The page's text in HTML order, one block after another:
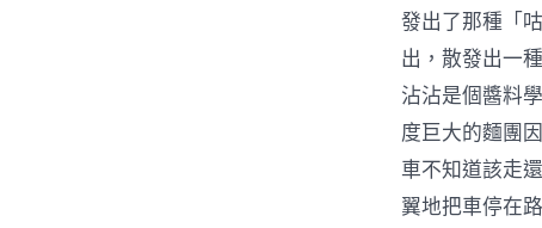
發出了那種「
出，散發出一
沾沾是個醬料
度巨大的麵團
車不知道該走
翼地把車停在